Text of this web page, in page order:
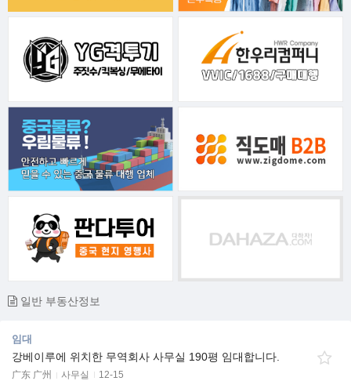
일반 부동산정보
임대
강베이루에 위치한 무역회사 사무실 190평 임대합니다.
广东 广州 사무실 12-15